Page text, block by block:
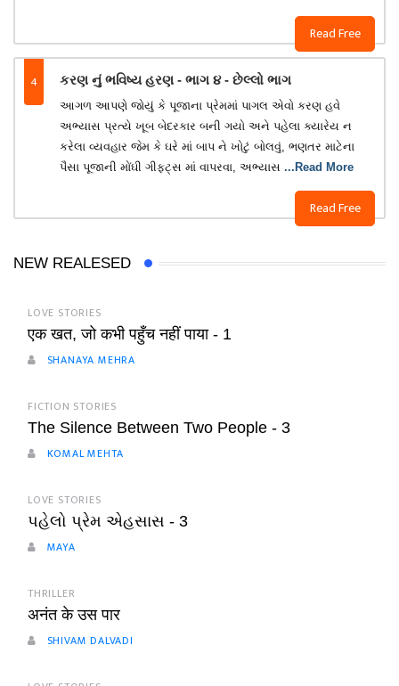
Read Free
4 કરણ નું ભવિષ્ય હરણ - ભાગ ૪ - છેલ્લો ભાગ
Read Free
આગળ આપણે જોયું કે પૂજાના પ્રેમમાં પાગલ એવો કરણ હવે
અભ્યાસ પ્રત્યે ખૂબ બેદરકાર બની ગયો અને પહેલા ક્યારેય ન
કરેલા વ્યવહાર જેમ કે ઘરે માં બાપ ને ખોટું બોલવું, ભણતર માટેના
પૈસા પૂજાની મોંઘી ગીફ્ટ્સ માં વાપરવા, અભ્યાસ ...Read More
NEW REALESED
LOVE STORIES
एक खत, जो कभी पहुँच नहीं पाया - 1
SHANAYA MEHRA
FICTION STORIES
The Silence Between Two People - 3
KOMAL MEHTA
LOVE STORIES
પહેલો પ્રેમ એહસાસ - 3
MAYA
THRILLER
अनंत के उस पार
SHIVAM DALVADI